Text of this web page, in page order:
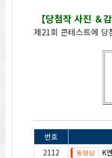
【당첨작 사진 ＆감
제21회 콘테스트에 당
번호
2112
K